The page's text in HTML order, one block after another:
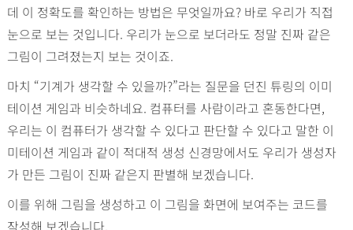
데 이 정확도를 확인하는 방법은 무엇일까요? 바로 우리가 직접
눈으로 보는 것입니다. 우리가 눈으로 보더라도 정말 진짜 같은
그림이 그려졌는지 보는 것이죠.
마치 “기계가 생각할 수 있을까?”라는 질문을 던진 튜링의 이미
테이션 게임과 비슷하네요. 컴퓨터를 사람이라고 혼동한다면,
우리는 이 컴퓨터가 생각할 수 있다고 판단할 수 있다고 말한 이
미테이션 게임과 같이 적대적 생성 신경망에서도 우리가 생성자
가 만든 그림이 진짜 같은지 판별해 보겠습니다.
이를 위해 그림을 생성하고 이 그림을 화면에 보여주는 코드를
작성해 보겠습니다.